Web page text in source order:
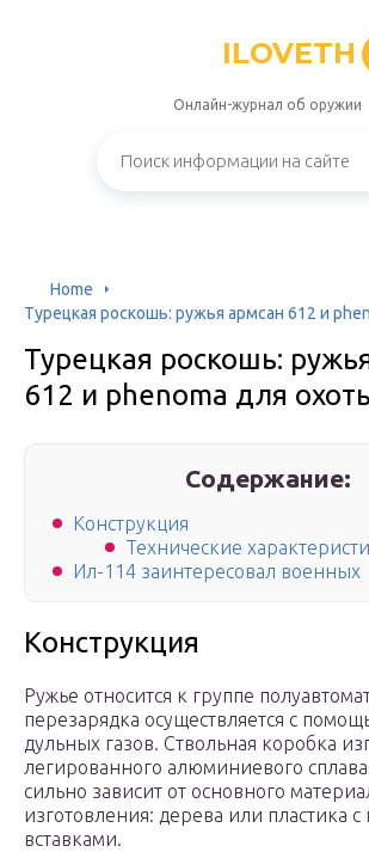
ILOVETH
Онлайн-журнал об оружии
Home
Турецкая роскошь: ружья армсан 612 и
Турецкая роскошь:
612 и phenoma для
Содержание:
Конструкция
Технические
Ил-114 заинтересовал военных
Конструкция
Ружье относится к группе
перезарядка осуществляется с
дульных газов. Ствольная коробка
легированного алюминиевого
сильно зависит от основного
изготовления: дерева или пластика
вставками.